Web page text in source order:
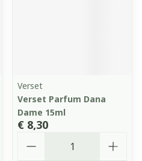
Verset
Verset Parfum Dana
Dame 15ml
€ 8,30